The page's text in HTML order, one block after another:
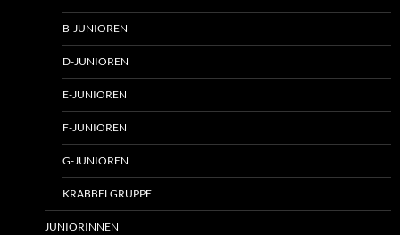
B-JUNIOREN
D-JUNIOREN
E-JUNIOREN
F-JUNIOREN
G-JUNIOREN
KRABBELGRUPPE
JUNIORINNEN